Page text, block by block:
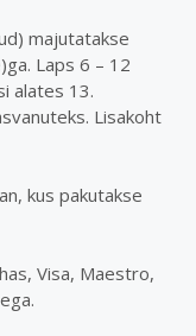
majutatakse
Laps 6 – 12
alates 13.
Lisakoht
kus pakutakse
Visa, Maestro,